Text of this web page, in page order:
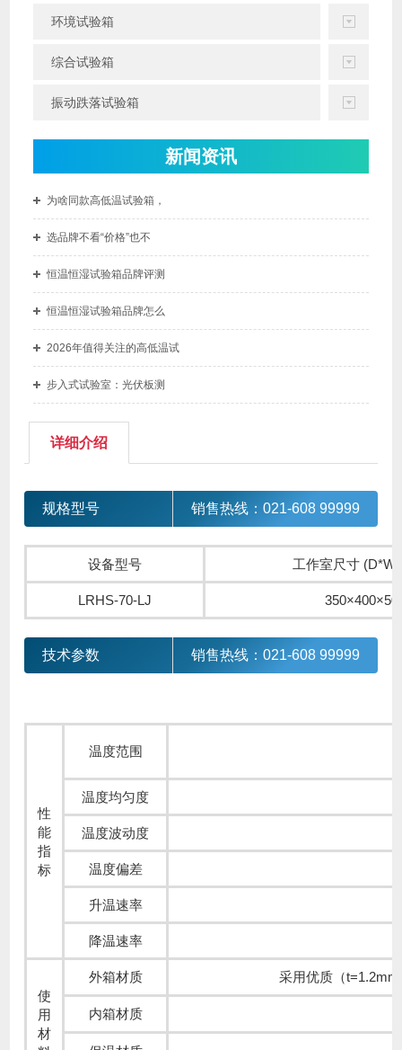
环境试验箱
综合试验箱
振动跌落试验箱
新闻资讯
为啥同款高低温试验箱，
选品牌不看“价格”也不
恒温恒湿试验箱品牌评测
恒温恒湿试验箱品牌怎么
2026年值得关注的高低温试
步入式试验室：光伏板测
详细介绍
规格型号 销售热线：021-608 99999
设备型号 工作室尺寸
LRHS-70-LJ
技术参数 销售热线：021-608 99999
性
能
指
标
温度范围
温度均匀度
温度波动度
温度偏差
升温速率
降温速率
使
用
材
外箱材质 采用优质（
内箱材质